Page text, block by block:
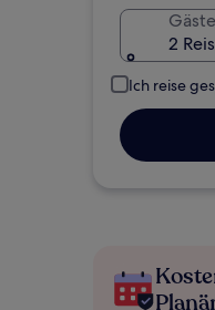
Gäste
2
Ich reise